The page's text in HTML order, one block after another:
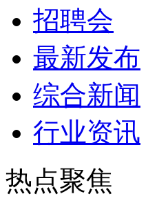
招聘会
最新发布
综合新闻
行业资讯
热点聚焦